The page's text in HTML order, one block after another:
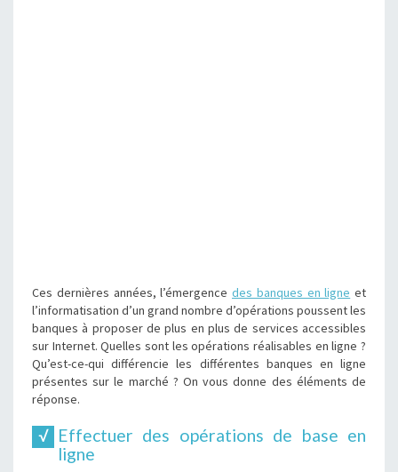
Ces dernières années, l’émergence des banques en ligne et
l’informatisation d’un grand nombre d’opérations poussent les
banques à proposer de plus en plus de services accessibles
sur Internet. Quelles sont les opérations réalisables en ligne ?
Qu’est-ce-qui différencie les différentes banques en ligne
présentes sur le marché ? On vous donne des éléments de
réponse.
Effectuer des opérations de base en
ligne